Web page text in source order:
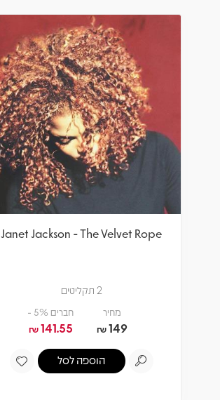
Janet Jackson - The Velvet Rope
2 תקליטים
מחיר
149
₪
חברים 5% -
141.55
₪
הוספה לסל